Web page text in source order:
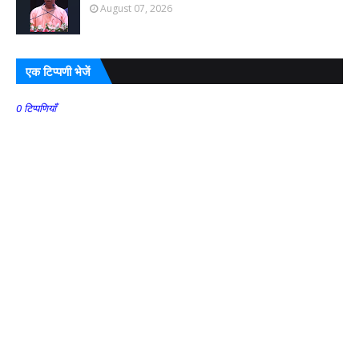
August 07, 2026
एक टिप्पणी भेजें
0 टिप्पणियाँ